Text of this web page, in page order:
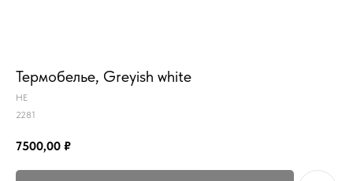
Термобелье, Greyish white
HE
2281
7500,00 ₽